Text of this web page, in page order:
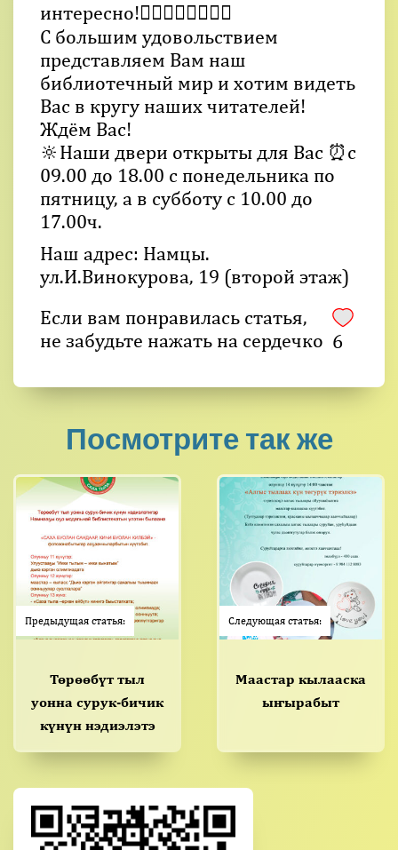
интересно!👍🏻👏🏻👏🏻👏🏻
С большим удовольствием
представляем Вам наш
библиотечный мир и хотим видеть
Вас в кругу наших читателей!
Ждём Вас!
🔆Наши двери открыты для Вас ⏰с
09.00 до 18.00 с понедельника по
пятницу, а в субботу с 10.00 до
17.00ч.
Наш адрес: Намцы.
ул.И.Винокурова, 19 (второй этаж)
Если вам понравилась статья,
не забудьте нажать на сердечко 6
Посмотрите так же
Предыдущая статья:
Төрөөбүт тыл
уонна сурук-бичик
күнүн нэдиэлэтэ
Следующая статья:
Маастар кылааска
ыҥырабыт